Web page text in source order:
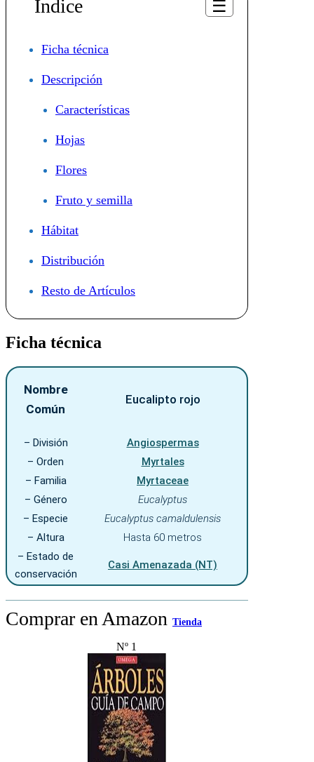
Índice ☰
Ficha técnica
Descripción
Características
Hojas
Flores
Fruto y semilla
Hábitat
Distribución
Resto de Artículos
Ficha técnica
Nombre
Común
Eucalipto rojo
– División
Angiospermas
– Orden
Myrtales
– Familia
Myrtaceae
– Género
Eucalyptus
– Especie
Eucalyptus camaldulensis
– Altura
Hasta 60 metros
– Estado de
conservación
Casi Amenazada (NT)
Comprar en Amazon Tienda
Nº 1